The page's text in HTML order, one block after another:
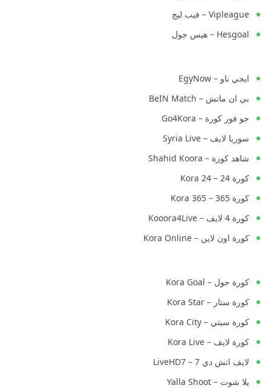
Vipleague – فيب ليج
Hesgoal – هيس جول
ايجي ناو – EgyNow
بي ان ماتش – BeIN Match
جو فور كورة – Go4Kora
سوريا لايف – Syria Live
شاهد كورة – Shahid Koora
كورة 24 – Kora 24
كورة 365 – Kora 365
كورة 4 لايف – Kooora4Live
كورة اون لاين – Kora Online
كورة جول – Kora Goal
كورة ستار – Kora Star
كورة سيتي – Kora City
كورة لايف – Kora Live
لايف اتش دي 7 – LiveHD7
يلا شوت – Yalla Shoot